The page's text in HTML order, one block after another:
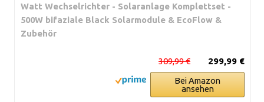
Watt Wechselrichter - Solaranlage Komplettset -
500W bifaziale Black Solarmodule & EcoFlow &
Zubehör
299,99 €
309,99 €
Bei Amazon
ansehen